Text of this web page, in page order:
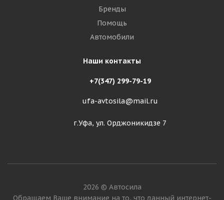
Бренды
Помощь
Автомобили
Наши контакты
+7(347) 299-79-19
ufa-avtosila@mail.ru
г.Уфа, ул. Орджоникидзе 7
2026 © Автосила
Обращаем Ваше внимание на то, что данный интернет-